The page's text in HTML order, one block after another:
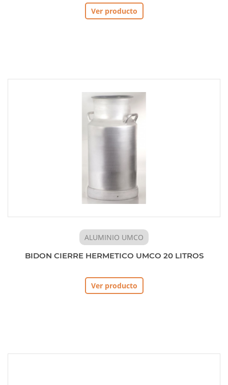
Ver producto
ALUMINIO UMCO
BIDON CIERRE HERMETICO UMCO 20 LITROS
Ver producto